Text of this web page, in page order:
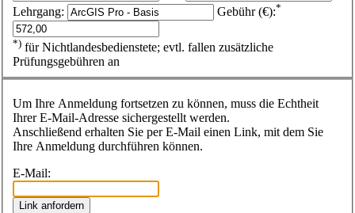
Lehrgang:
Gebühr (€):*
*) für Nichtlandesbedienstete; evtl. fallen zusätzliche
Prüfungsgebühren an
Um Ihre Anmeldung fortsetzen zu können, muss die Echtheit
Ihrer E-Mail-Adresse sichergestellt werden.
Anschließend erhalten Sie per E-Mail einen Link, mit dem Sie
Ihre Anmeldung durchführen können.
E-Mail:
Link anfordern